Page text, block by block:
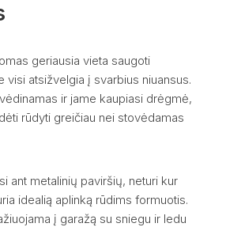
geriausia vieta saugoti
visi atsižvelgia į svarbius niuansus.
ir jame kaupiasi drėgmė,
rūdyti greičiau nei stovėdamas
ant metalinių paviršių, neturi kur
idealią aplinką rūdims formuotis.
į garažą su sniegu ir ledu